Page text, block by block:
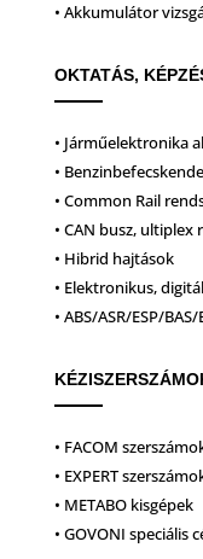
• Akkumulátor
OKTATÁS,
• Járműelektronika
•
• Common Rail
• CAN busz, ultiplex
• Hibrid hajtások
• Elektronikus,
• ABS/ASR/ESP/
• FACOM
• EXPERT
• METABO kisgépek
• GOVONI speciális